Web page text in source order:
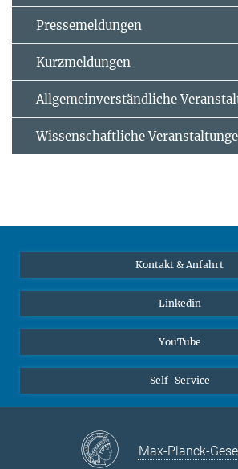
Pressemeldungen
Kurzmeldungen
Allgemeinverständliche
Wissenschaftliche
Kontakt & Anfahrt
Linkedin
YouTube
Self-Service
Max-Planck-